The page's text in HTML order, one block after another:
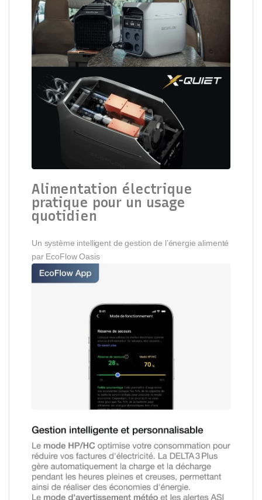
Alimentation électrique
pratique pour un usage
quotidien
Un système intelligent de gestion de l’énergie alimenté
par EcoFlow Oasis